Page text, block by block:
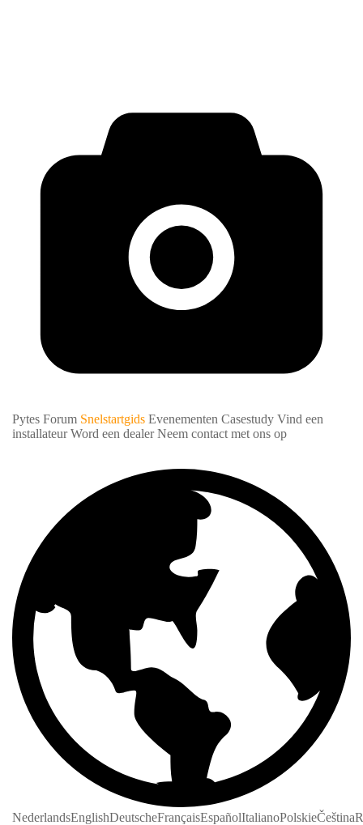
Pytes Forum Snelstartgids Evenementen Casestudy Vind een
installateur Word een dealer Neem contact met ons op
NederlandsEnglishDeutscheFrançaisEspañolItalianoPolskieČeština